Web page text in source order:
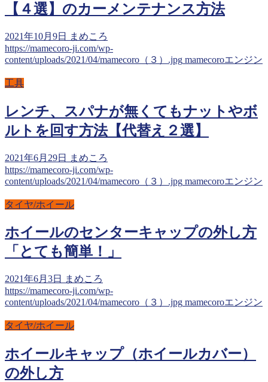
【４選】のカーメンテナンス方法
2021年10月9日
まめころ
https://mamecoro-ji.com/wp-
content/uploads/2021/04/mamecoro（３）.jpg mamecoroエンジン
工具
レンチ、スパナが無くてもナットやボ
ルトを回す方法【代替え２選】
2021年6月29日
まめころ
https://mamecoro-ji.com/wp-
content/uploads/2021/04/mamecoro（３）.jpg mamecoroエンジン
タイヤ/ホイール
ホイールのセンターキャップの外し方
「とても簡単！」
2021年6月3日
まめころ
https://mamecoro-ji.com/wp-
content/uploads/2021/04/mamecoro（３）.jpg mamecoroエンジン
タイヤ/ホイール
ホイールキャップ（ホイールカバー）
の外し方